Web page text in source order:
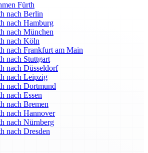
Fürth
nach Berlin
nach Hamburg
nach München
nach Köln
nach Frankfurt am Main
nach Stuttgart
nach Düsseldorf
nach Leipzig
nach Dortmund
nach Essen
nach Bremen
nach Hannover
nach Nürnberg
nach Dresden